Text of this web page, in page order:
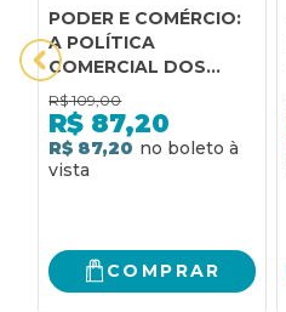
PODER E COMÉRCIO:
A POLÍTICA
COMERCIAL DOS
ESTADOS UNIDOS
R$ 109,00
R$ 87,20
R$ 87,20
COMPRAR